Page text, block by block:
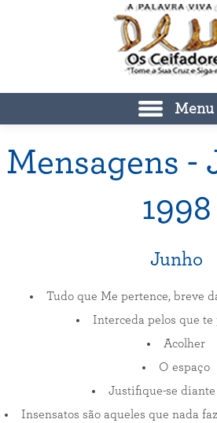
Menu
Mensagens -
1998
Junho
Tudo que Me pertence, breve
Interceda pelos que te
Acolher
O espaço
Justifique-se
Insensatos são aqueles que nada